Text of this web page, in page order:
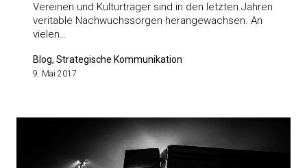
Vereinen und Kulturträger sind in den letzten Jahren
veritable Nachwuchssorgen herangewachsen. An
vielen…
Blog, Strategische Kommunikation
9. Mai 2017